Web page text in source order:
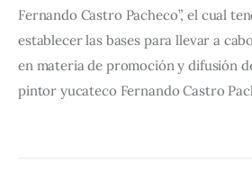
Fernando Castro Pacheco”, el cual
establecer las bases para llevar a
en materia de promoción y difusión
pintor yucateco Fernando Castro